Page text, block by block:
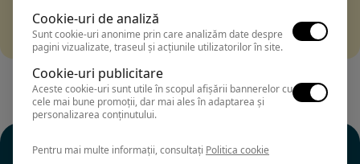
Incearca sa folosesti o cautarea mai generala sau alege
alte fitre.
Cookie-uri de analiză
Sunt cookie-uri anonime prin care analizăm date despre
pagini vizualizate, traseul și acțiunile utilizatorilor în site.
Cookie-uri publicitare
Aceste cookie-uri sunt utile în scopul afișării bannerelor cu
cele mai bune promoții, dar mai ales în adaptarea și
personalizarea conținutului.
Pentru mai multe informații, consultați Politica cookie